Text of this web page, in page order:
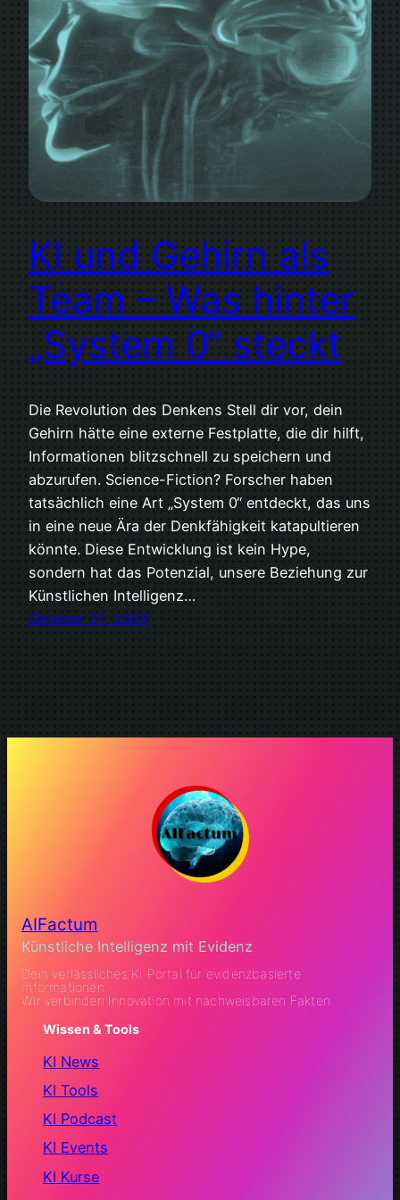
KI und Gehirn als
Team – Was hinter
„System 0“ steckt
Die Revolution des Denkens Stell dir vor, dein
Gehirn hätte eine externe Festplatte, die dir hilft,
Informationen blitzschnell zu speichern und
abzurufen. Science-Fiction? Forscher haben
tatsächlich eine Art „System 0“ entdeckt, das uns
in eine neue Ära der Denkfähigkeit katapultieren
könnte. Diese Entwicklung ist kein Hype,
sondern hat das Potenzial, unsere Beziehung zur
Künstlichen Intelligenz…
Oktober 31, 2024
AIFactum
Künstliche Intelligenz mit Evidenz
Dein verlässliches KI Portal für evidenzbasierte
Informationen.
Wir verbinden Innovation mit nachweisbaren Fakten.
Wissen & Tools
KI News
KI Tools
KI Podcast
KI Events
KI Kurse